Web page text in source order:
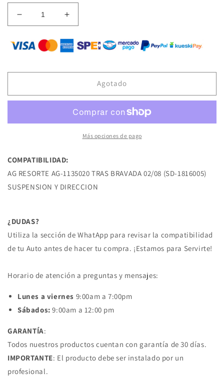
Reducir
cantidad
para
AG-
RESORTE
TRAS
02/08
Aumentar
cantidad
para
AG-
RESORTE
TRAS
BRAVADA
02/08
NISSAN
Agotado
Más opciones de pago
COMPATIBILIDAD:
AG RESORTE AG-1135020 TRAS BRAVADA 02/08 (SD-1816005)
SUSPENSION Y DIRECCION
¿DUDAS?
Utiliza la sección de WhatApp para revisar la compatibilidad
de tu Auto antes de hacer tu compra. ¡Estamos para Servirte!
Horario de atención a preguntas y mensajes:
Lunes a viernes 9:00am a 7:00pm
Sábados: 9:00am a 12:00 pm
GARANTÍA:
Todos nuestros productos cuentan con garantía de 30 días.
IMPORTANTE: El producto debe ser instalado por un
profesional.